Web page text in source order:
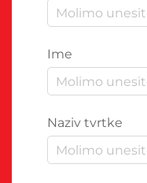
Ime
Naziv tvrtke